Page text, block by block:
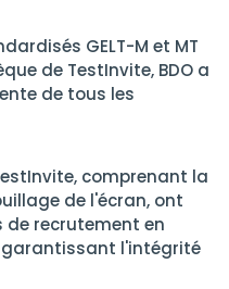
GELT-M et MT
de TestInvite, BDO a
de tous les
comprenant la
de l'écran, ont
de recrutement en
l'intégrité